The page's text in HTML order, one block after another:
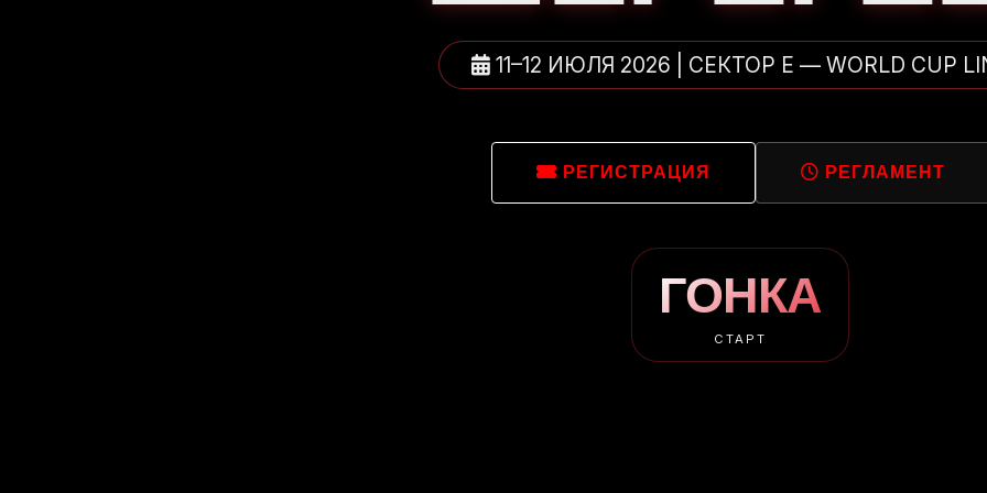
11–12 ИЮЛЯ 2026 | СЕКТОР Е — WORLD CUP
РЕГИСТРАЦИЯ РЕГЛАМЕНТ
ГОНКА
СТАРТ